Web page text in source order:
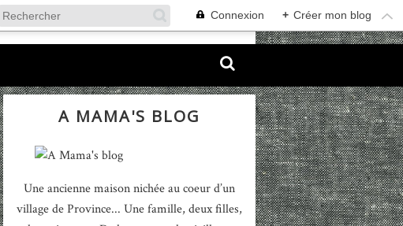
Connexion + Créer mon blog
A MAMA'S BLOG
Une ancienne maison nichée au coeur d’un
village de Province... Une famille, deux filles,